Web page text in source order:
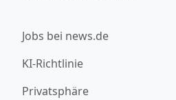
Jobs bei news.de
KI-Richtlinie
Privatsphäre